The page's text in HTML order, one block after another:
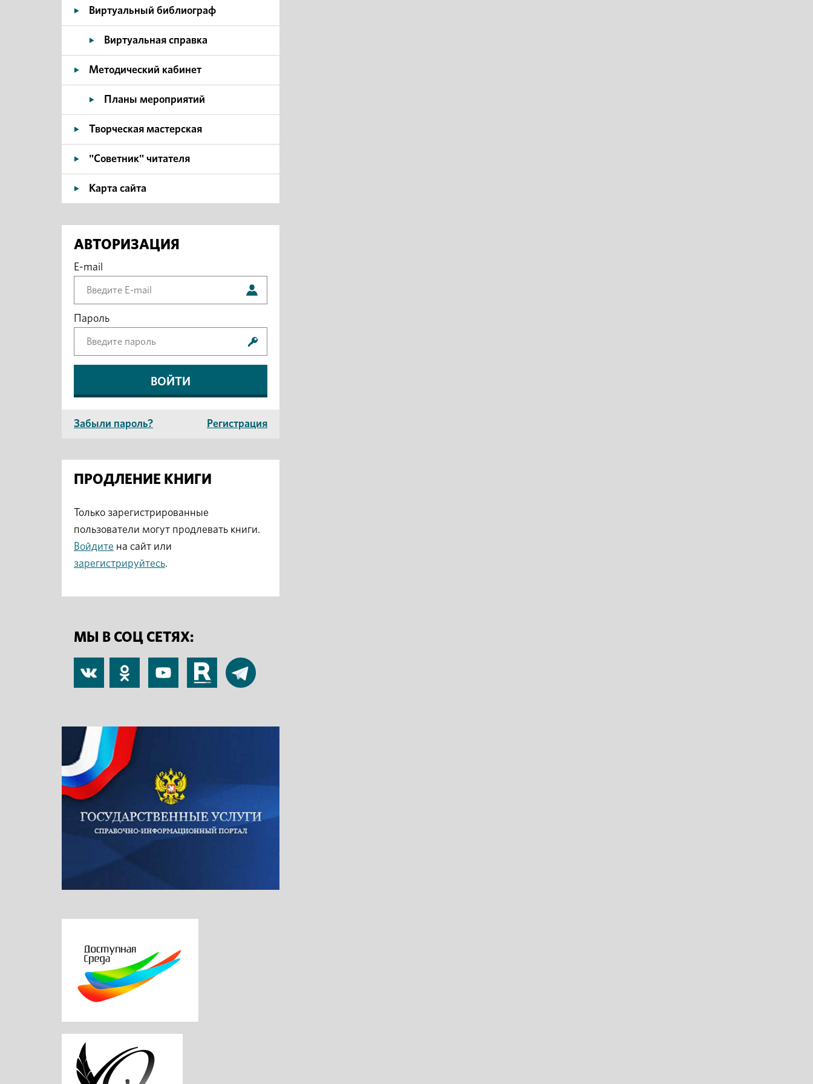
Виртуальный библиограф
Виртуальная справка
Методический кабинет
Планы мероприятий
Творческая мастерская
"Советник" читателя
Карта сайта
АВТОРИЗАЦИЯ
E-mail
Пароль
Забыли пароль? Регистрация
ПРОДЛЕНИЕ КНИГИ
Только зарегистрированные
пользователи могут продлевать книги.
Войдите на сайт или
зарегистрируйтесь.
МЫ В СОЦ СЕТЯХ:
Одноклассники
YouTube RuTube Telegram